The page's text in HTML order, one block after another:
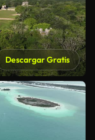
Descargar Gratis